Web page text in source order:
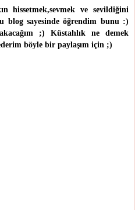
hissetmek,sevmek ve sevildiğini
blog sayesinde öğrendim bunu :)
;) Küstahlık ne demek
böyle bir paylaşım için ;)